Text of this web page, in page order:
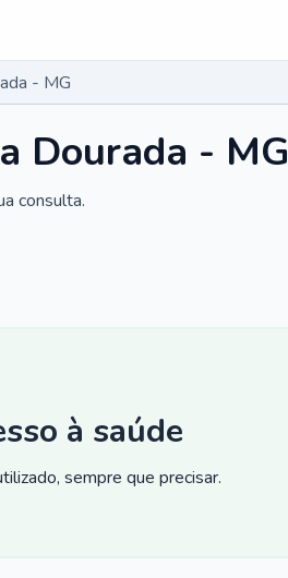
- MG
Dourada - MG
consulta.
à saúde
sempre que precisar.